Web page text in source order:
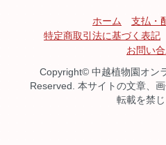
ホーム
支払・
特定商取引法に基づく表記
お問い
Copyright© 中越植物園オン
Reserved. 本サイトの文章、
転載を禁じ